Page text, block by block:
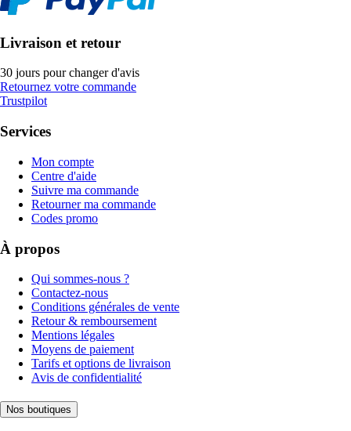
Livraison et retour
30 jours pour changer d'avis
Retournez votre commande
Trustpilot
Services
Mon compte
Centre d'aide
Suivre ma commande
Retourner ma commande
Codes promo
À propos
Qui sommes-nous ?
Contactez-nous
Conditions générales de vente
Retour & remboursement
Mentions légales
Moyens de paiement
Tarifs et options de livraison
Avis de confidentialité
Nos boutiques